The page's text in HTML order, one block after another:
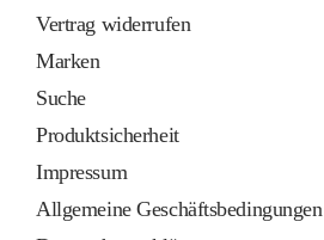
Vertrag widerrufen
Marken
Suche
Produktsicherheit
Impressum
Allgemeine Geschäftsbedingungen